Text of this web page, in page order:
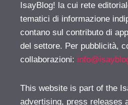
IsayBlog! la cui rete
tematici di informazione
contano sul contributo di
del settore. Per pubblicità,
collaborazioni:
This website is part of the
advertising, press releases